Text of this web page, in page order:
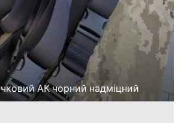
АК чорний надміцний